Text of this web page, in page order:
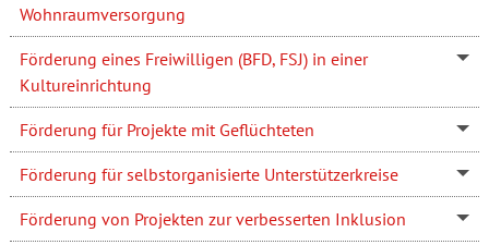
Wohnraumversorgung
Förderung eines Freiwilligen (BFD, FSJ) in einer
Kultureinrichtung
Förderung für Projekte mit Geflüchteten
Förderung für selbstorganisierte Unterstützerkreise
Förderung von Projekten zur verbesserten Inklusion